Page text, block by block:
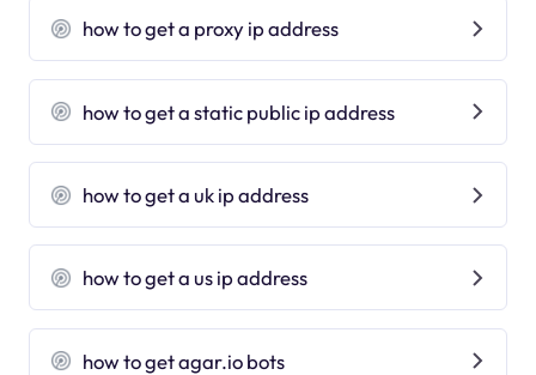
how to get a proxy ip address
how to get a static public ip address
how to get a uk ip address
how to get a us ip address
how to get agar.io bots